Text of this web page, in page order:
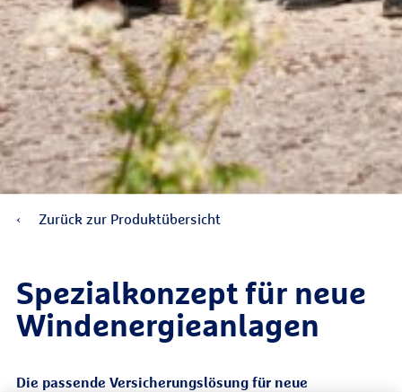
Zurück zur Produktübersicht
Spezial­konzept für neue
Wind­energieanlagen
Die passende Versicherungslösung für neue